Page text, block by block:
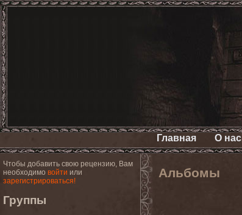
Главная О нас
Чтобы добавить свою рецензию, Вам
необходимо войти или
зарегистрироваться!
Группы
Альбомы